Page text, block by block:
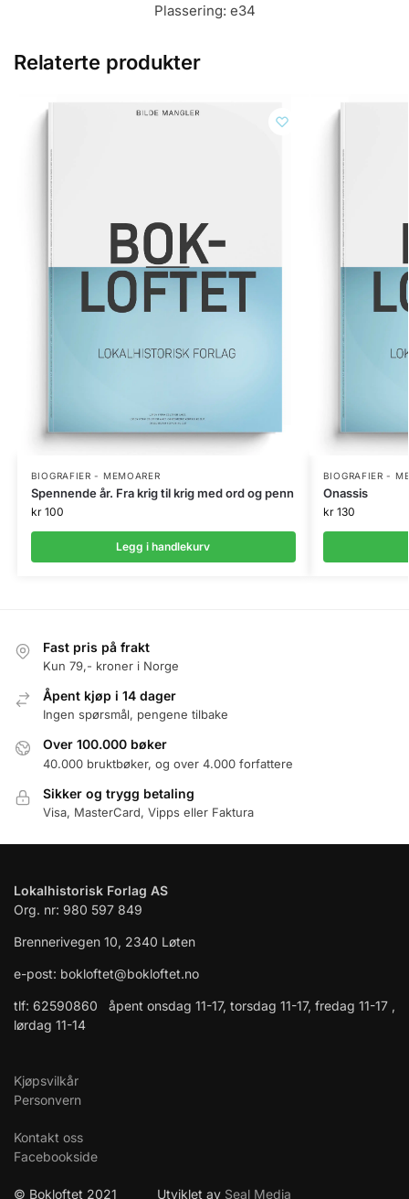
Plassering: e34
Relaterte produkter
BIOGRAFIER - MEMOARER
Spennende år. Fra krig til krig med ord og penn
kr100
Legg i handlekurv
BIOGRAFIER -
Onassis
kr130
Fast pris på frakt
Kun 79,- kroner i Norge
Åpent kjøp i 14 dager
Ingen spørsmål, pengene tilbake
Over 100.000 bøker
40.000 bruktbøker, og over 4.000 forfattere
Sikker og trygg betaling
Visa, MasterCard, Vipps eller Faktura
Lokalhistorisk Forlag AS
Org. nr: 980 597 849
Brennerivegen 10, 2340 Løten
e-post: bokloftet@bokloftet.no
tlf: 62590860 åpent onsdag 11-17, torsdag 11-17, fredag 11-17 ,
lørdag 11-14
Kjøpsvilkår
Personvern
Kontakt oss
Facebookside
© Bokloftet 2021 Utviklet av Seal Media